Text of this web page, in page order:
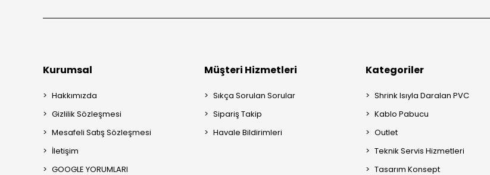
Kurumsal
Hakkımızda
Gizlilik Sözleşmesi
Mesafeli Satış Sözleşmesi
İletişim
GOOGLE YORUMLARI
Müşteri Hizmetleri
Sıkça Sorulan Sorular
Sipariş Takip
Havale Bildirimleri
Kategoriler
Shrink Isıyla Daralan PVC
Kablo Pabucu
Outlet
Teknik Servis Hizmetleri
Tasarım Konsept